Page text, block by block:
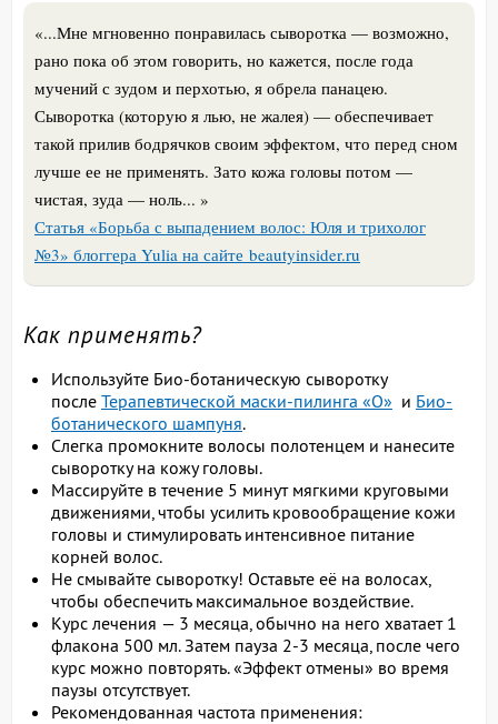
«...Мне мгновенно понравилась сыворотка — возможно,
рано пока об этом говорить, но кажется, после года
мучений с зудом и перхотью, я обрела панацею.
Сыворотка (которую я лью, не жалея) — обеспечивает
такой прилив бодрячков своим эффектом, что перед сном
лучше ее не применять. Зато кожа головы потом —
чистая, зуда — ноль... »
Статья «Борьба с выпадением волос: Юля и трихолог
№3» блоггера Yulia на сайте beautyinsider.ru
Как применять?
Используйте Био-ботаническую сыворотку
после Терапевтической маски-пилинга «О» и Био-
ботанического шампуня.
Слегка промокните волосы полотенцем и нанесите
сыворотку на кожу головы.
Массируйте в течение 5 минут мягкими круговыми
движениями, чтобы усилить кровообращение кожи
головы и стимулировать интенсивное питание
корней волос.
Не смывайте сыворотку! Оставьте её на волосах,
чтобы обеспечить максимальное воздействие.
Курс лечения — 3 месяца, обычно на него хватает 1
флакона 500 мл. Затем пауза 2-3 месяца, после чего
курс можно повторять. «Эффект отмены» во время
паузы отсутствует.
Рекомендованная частота применения: